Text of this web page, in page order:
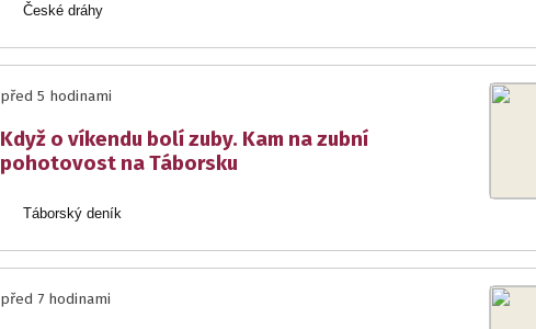
České dráhy
před 5 hodinami
Když o víkendu bolí zuby. Kam na zubní
pohotovost na Táborsku
Táborský deník
před 7 hodinami